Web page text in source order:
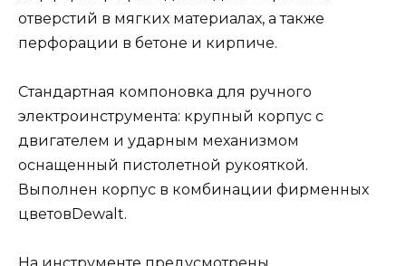
отверстий в мягких материалах, а также
перфорации в бетоне и кирпиче.
Стандартная компоновка для ручного
электроинструмента: крупный корпус с
двигателем и ударным механизмом
оснащенный пистолетной рукояткой.
Выполнен корпус в комбинации фирменных
цветовDewalt.